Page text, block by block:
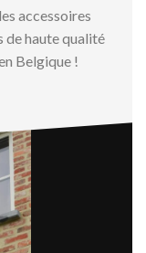
accessoires
de haute qualité
Belgique !